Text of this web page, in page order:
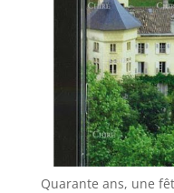
Quarante ans, une